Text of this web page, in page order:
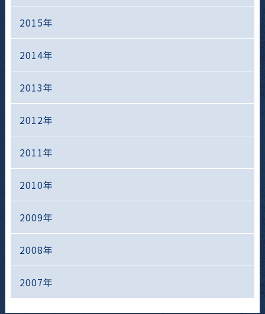
2015年
2014年
2013年
2012年
2011年
2010年
2009年
2008年
2007年